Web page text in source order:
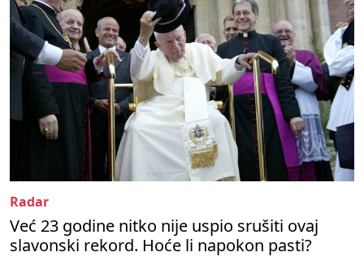
Radar
Već 23 godine nitko nije uspio srušiti ovaj
slavonski rekord. Hoće li napokon pasti?